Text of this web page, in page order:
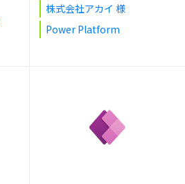
株式会社アカイ 様
Power Platform